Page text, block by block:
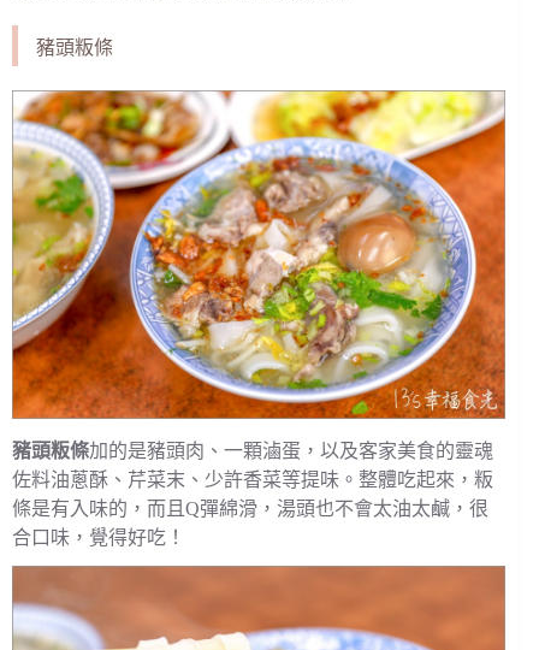
豬頭粄條
豬頭粄條加的是豬頭肉、一顆滷蛋，以及客家美食的靈魂
佐料油蔥酥、芹菜末、少許香菜等提味。整體吃起來，粄
條是有入味的，而且Q彈綿滑，湯頭也不會太油太鹹，很
合口味，覺得好吃！